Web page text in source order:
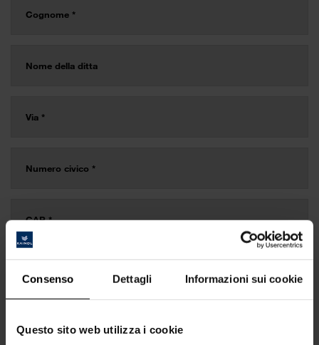
Consenso Dettagli Informazioni sui cookie
Questo sito web utilizza i cookie